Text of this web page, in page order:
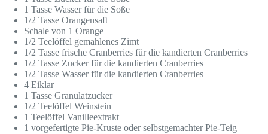
1 Tasse Wasser für die Soße
1/2 Tasse Orangensaft
Schale von 1 Orange
1/2 Teelöffel gemahlenes Zimt
1/2 Tasse frische Cranberries für die kandierten Cranberries
1/2 Tasse Zucker für die kandierten Cranberries
1/2 Tasse Wasser für die kandierten Cranberries
4 Eiklar
1 Tasse Granulatzucker
1/2 Teelöffel Weinstein
1 Teelöffel Vanilleextrakt
1 vorgefertigte Pie-Kruste oder selbstgemachter Pie-Teig